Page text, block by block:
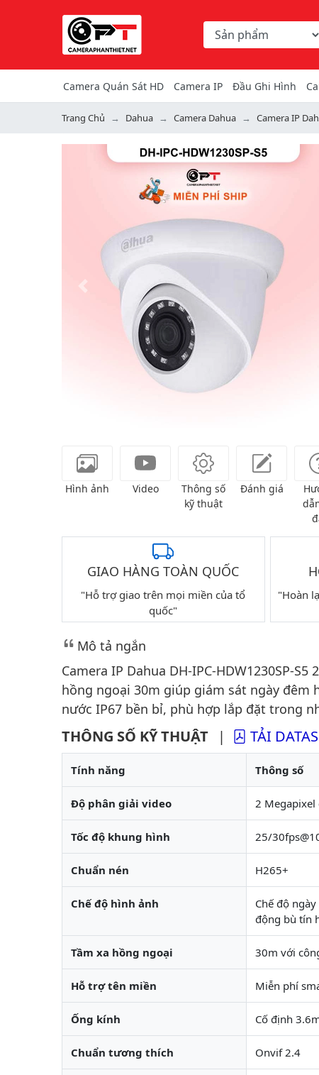
Chọn danh mục tìm kiếm
Từ khóa hoặc mã hàng
Camera Quán Sát HD Camera IP Đầu Ghi Hình
Trang Chủ Dahua Camera Dahua Camera IP
Previous
Hình ảnh Video
Thông số
kỹ thuật
Đánh giá
GIAO HÀNG TOÀN QUỐC
"Hỗ trợ giao trên mọi miền của tổ
quốc"
"Hoàn
Mô tả ngắn
Camera IP Dahua DH-IPC-HDW1230SP-
hồng ngoại 30m giúp giám sát ngày đêm
nước IP67 bền bỉ, phù hợp lắp đặt trong
THÔNG SỐ KỸ THUẬT | TẢI
Tính năng Thông số
Độ phân giải video 2 Megapixel
Tốc độ khung hình 25/
Chuẩn nén H265+
Chế độ hình ảnh
Chế độ
động bù tín
Tầm xa hồng ngoại 30m với
Hỗ trợ tên miền Miễn phí
Ống kính Cố định
Chuẩn tương thích Onvif 2.4